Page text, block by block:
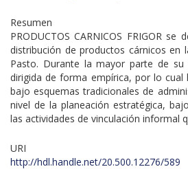
Resumen
PRODUCTOS CARNICOS FRIGOR
distribución de productos cárnicos en
Pasto. Durante la mayor parte de su
dirigida de forma empírica, por lo cual
bajo esquemas tradicionales de
nivel de la planeación estratégica,
las actividades de vinculación informal
URI
http://hdl.handle.net/20.500.12276/589